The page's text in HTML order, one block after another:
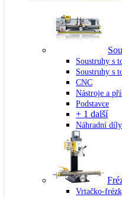
Soustruhy s
Soustruhy s
CNC
Nástroje a
Podstavce
+ 1 další
Náhradní díly
Vrtačko-